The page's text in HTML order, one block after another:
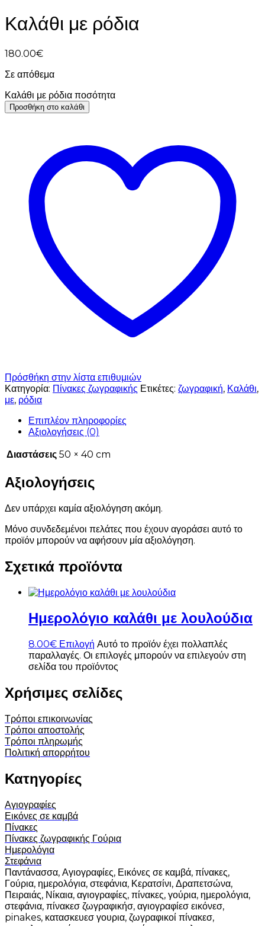
Καλάθι με ρόδια
180.00€
Σε απόθεμα
Καλάθι με ρόδια ποσότητα
Προσθήκη στο καλάθι
Πρόσθήκη στην λίστα επιθυμιών
Κατηγορία: Πίνακες ζωγραφικής Ετικέτες: ζωγραφική, Καλάθι,
με, ρόδια
Επιπλέον πληροφορίες
Αξιολογήσεις (0)
Διαστάσεις 50 × 40 cm
Αξιολογήσεις
Δεν υπάρχει καμία αξιολόγηση ακόμη.
Μόνο συνδεδεμένοι πελάτες που έχουν αγοράσει αυτό το
προϊόν μπορούν να αφήσουν μία αξιολόγηση.
Σχετικά προϊόντα
Ημερολόγιο καλάθι με λουλούδια
8.00€ Επιλογή Αυτό το προϊόν έχει πολλαπλές
παραλλαγές. Οι επιλογές μπορούν να επιλεγούν στη
σελίδα του προϊόντος
Χρήσιμες σελίδες
Τρόποι επικοινωνίας
Τρόποι αποστολής
Τρόποι πληρωμής
Πολιτική απορρήτου
Κατηγορίες
Αγιογραφίες
Εικόνες σε καμβά
Πίνακες
Πίνακες ζωγραφικής Γούρια
Ημερολόγια
Στεφάνια
Παντάνασσα, Αγιογραφίες, Εικόνες σε καμβά, πίνακες,
Γούρια, ημερολόγια, στεφάνια, Κερατσίνι, Δραπετσώνα,
Πειραιάς, Νίκαια, αγιογραφίες, πίνακες, γούρια, ημερολόγια,
στεφάνια, πίνακεσ ζωγραφικήσ, αγιογραφίεσ εικόνεσ,
pinakes, κατασκευεσ γουρια, ζωγραφικοί πίνακεσ,